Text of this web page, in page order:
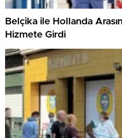
Belçika ile Hollanda
Hizmete Girdi